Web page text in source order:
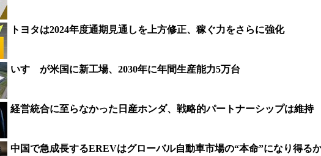
トヨタは2024年度通期見通しを上方修正、稼ぐ力をさらに強化
いすゞが米国に新工場、2030年に年間生産能力5万台
経営統合に至らなかった日産ホンダ、戦略的パートナーシップは維持
中国で急成長するEREVはグローバル自動車市場の“本命”になり得る